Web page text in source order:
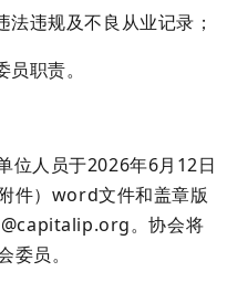
违规及不良从业记录；
员职责。
位人员于2026年6月 12日
件） word文件和盖章版
。协会将
员。